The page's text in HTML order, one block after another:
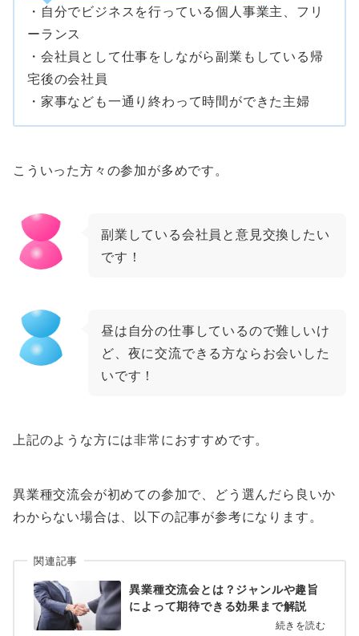
・自分でビジネスを行っている個人事業主、フリ
ーランス
・会社員として仕事をしながら副業もしている帰
宅後の会社員
・家事なども一通り終わって時間ができた主婦
こういった方々の参加が多めです。
副業している会社員と意見交換したい
です！
昼は自分の仕事しているので難しいけ
ど、夜に交流できる方ならお会いした
いです！
上記のような方には非常におすすめです。
異業種交流会が初めての参加で、どう選んだら良いか
わからない場合は、以下の記事が参考になります。
関連記事
異業種交流会とは？ジャンルや趣旨
によって期待できる効果まで解説
続きを読む